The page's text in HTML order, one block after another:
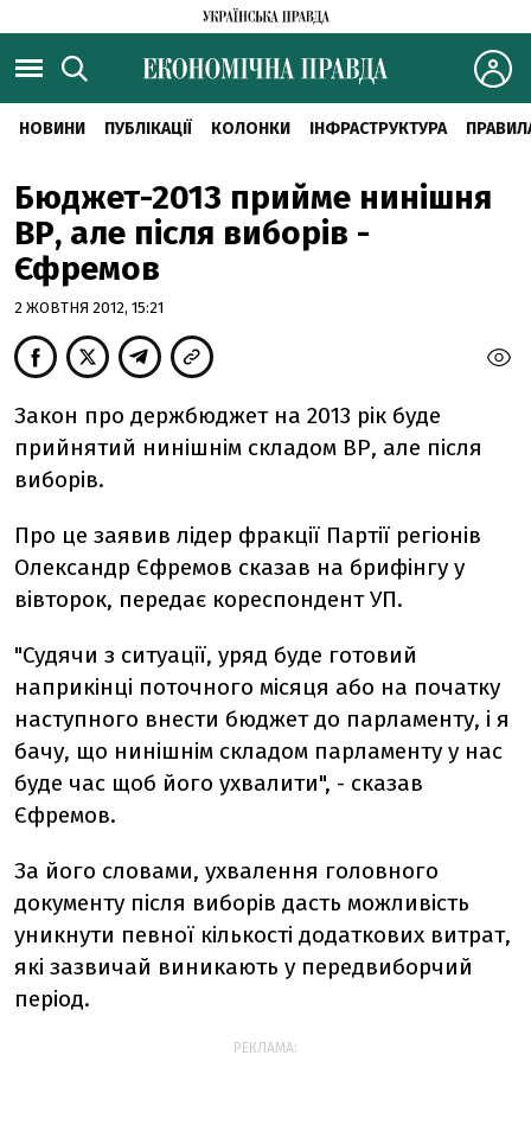
НОВИНИ ПУБЛІКАЦІЇ КОЛОНКИ ІНФРАСТРУКТУРА
Бюджет-2013 прийме нинішня
ВР, але після виборів -
Єфремов
2 ЖОВТНЯ 2012, 15:21
Закон про держбюджет на 2013 рік буде
прийнятий нинішнім складом ВР, але після
виборів.
Про це заявив лідер фракції Партії регіонів
Олександр Єфремов сказав на брифінгу у
вівторок, передає кореспондент УП.
"Судячи з ситуації, уряд буде готовий
наприкінці поточного місяця або на початку
наступного внести бюджет до парламенту, і я
бачу, що нинішнім складом парламенту у нас
буде час щоб його ухвалити", - сказав
Єфремов.
За його словами, ухвалення головного
документу після виборів дасть можливість
уникнути певної кількості додаткових витрат,
які зазвичай виникають у передвиборчий
період.
РЕКЛАМА: